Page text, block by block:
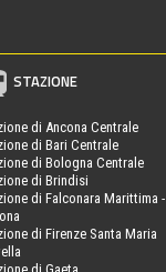
STAZIONE
di Ancona Centrale
di Bari Centrale
di Bologna Centrale
di Brindisi
di Falconara Marittima -
di Firenze Santa Maria